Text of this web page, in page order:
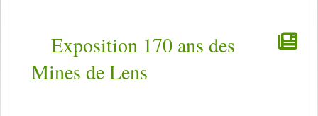
Exposition 170 ans des
Mines de Lens